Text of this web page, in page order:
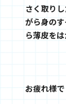
さく取り
がら身の
ら薄皮を
お疲れ様で